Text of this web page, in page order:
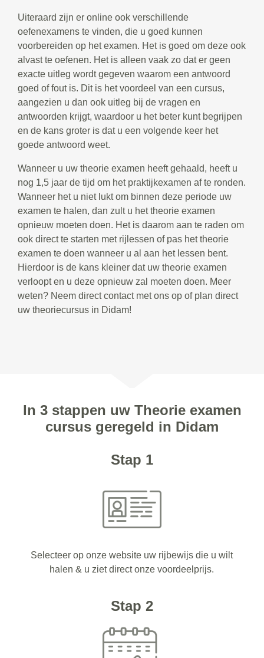
Uiteraard zijn er online ook verschillende
oefenexamens te vinden, die u goed kunnen
voorbereiden op het examen. Het is goed om deze ook
alvast te oefenen. Het is alleen vaak zo dat er geen
exacte uitleg wordt gegeven waarom een antwoord
goed of fout is. Dit is het voordeel van een cursus,
aangezien u dan ook uitleg bij de vragen en
antwoorden krijgt, waardoor u het beter kunt begrijpen
en de kans groter is dat u een volgende keer het
goede antwoord weet.
Wanneer u uw theorie examen heeft gehaald, heeft u
nog 1,5 jaar de tijd om het praktijkexamen af te ronden.
Wanneer het u niet lukt om binnen deze periode uw
examen te halen, dan zult u het theorie examen
opnieuw moeten doen. Het is daarom aan te raden om
ook direct te starten met rijlessen of pas het theorie
examen te doen wanneer u al aan het lessen bent.
Hierdoor is de kans kleiner dat uw theorie examen
verloopt en u deze opnieuw zal moeten doen. Meer
weten? Neem direct contact met ons op of plan direct
uw theoriecursus in Didam!
In 3 stappen uw Theorie examen
cursus geregeld in Didam
Stap 1
Selecteer op onze website uw rijbewijs die u wilt
halen & u ziet direct onze voordeelprijs.
Stap 2